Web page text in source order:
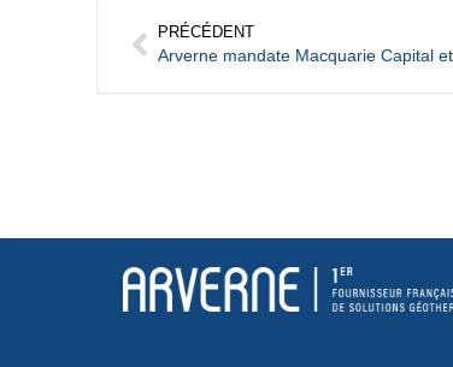
PRÉCÉDENT
Arverne mandate Macquarie Capital